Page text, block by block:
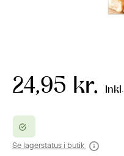
24,95 kr.
Se lagerstatus i butik